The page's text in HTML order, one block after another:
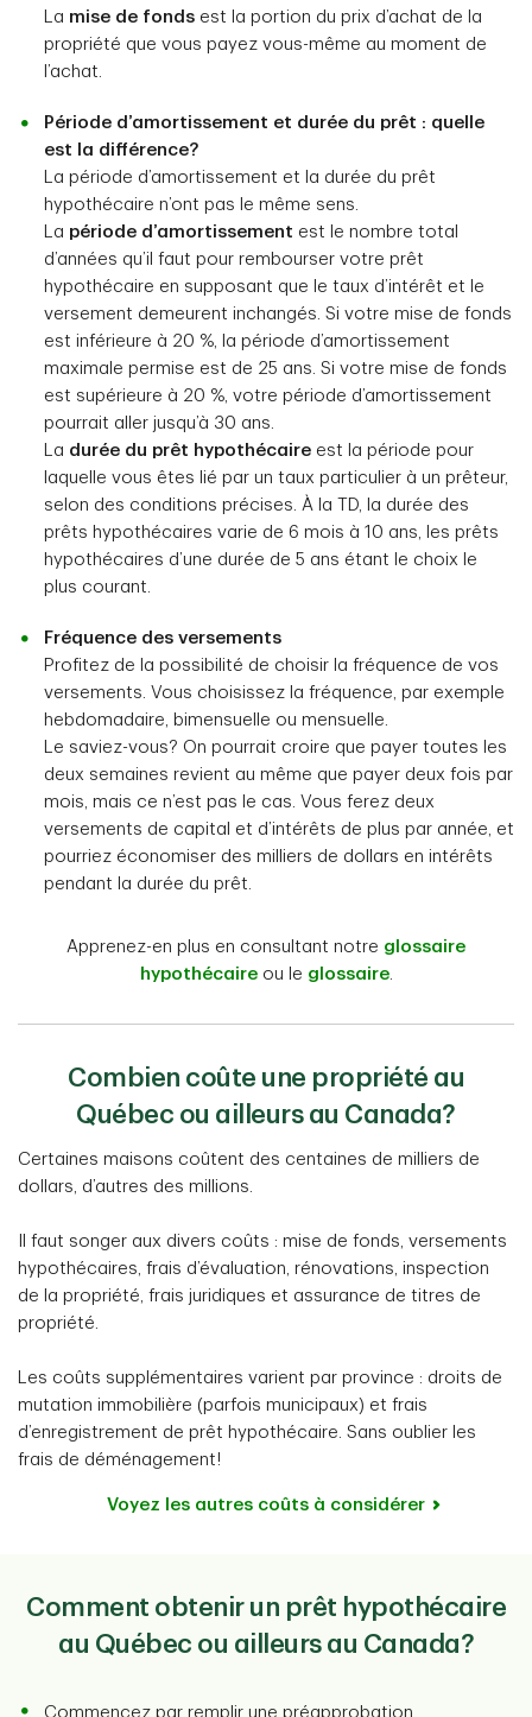
La mise de fonds est la portion du prix d’achat de la
propriété que vous payez vous-même au moment de
l’achat.
Période d’amortissement et durée du prêt : quelle
est la différence?
La période d’amortissement et la durée du prêt
hypothécaire n’ont pas le même sens.
La période d’amortissement est le nombre total
d’années qu’il faut pour rembourser votre prêt
hypothécaire en supposant que le taux d’intérêt et le
versement demeurent inchangés. Si votre mise de fonds
est inférieure à 20 %, la période d’amortissement
maximale permise est de 25 ans. Si votre mise de fonds
est supérieure à 20 %, votre période d’amortissement
pourrait aller jusqu’à 30 ans.
La durée du prêt hypothécaire est la période pour
laquelle vous êtes lié par un taux particulier à un prêteur,
selon des conditions précises. À la TD, la durée des
prêts hypothécaires varie de 6 mois à 10 ans, les prêts
hypothécaires d’une durée de 5 ans étant le choix le
plus courant.
Fréquence des versements
Profitez de la possibilité de choisir la fréquence de vos
versements. Vous choisissez la fréquence, par exemple
hebdomadaire, bimensuelle ou mensuelle.
Le saviez-vous? On pourrait croire que payer toutes les
deux semaines revient au même que payer deux fois par
mois, mais ce n’est pas le cas. Vous ferez deux
versements de capital et d’intérêts de plus par année, et
pourriez économiser des milliers de dollars en intérêts
pendant la durée du prêt.
Apprenez-en plus en consultant notre glossaire
hypothécaireou le glossaire.
Combien coûte une propriété au
Québec ou ailleurs au Canada?
Certaines maisons coûtent des centaines de milliers de
dollars, d’autres des millions.
Il faut songer aux divers coûts : mise de fonds, versements
hypothécaires, frais d’évaluation, rénovations, inspection
de la propriété, frais juridiques et assurance de titres de
propriété.
Les coûts supplémentaires varient par province : droits de
mutation immobilière (parfois municipaux) et frais
d’enregistrement de prêt hypothécaire. Sans oublier les
frais de déménagement!
Voyez les autres coûts à considérer
Comment obtenir un prêt hypothécaire
au Québec ou ailleurs au Canada?
Commencez par remplir une préapprobation